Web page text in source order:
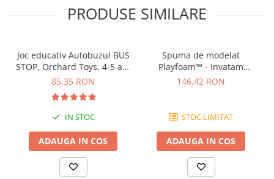
PRODUSE SIMILARE
Joc educativ Autobuzul BUS
STOP, Orchard Toys, 4-5 ani
+
85,35 RON
IN STOC
ADAUGA IN COS
Spuma de modelat
Playfoam™ - Invatam
alfabetul, Educational
146,42 RON
STOC LIMITAT
ADAUGA IN COS